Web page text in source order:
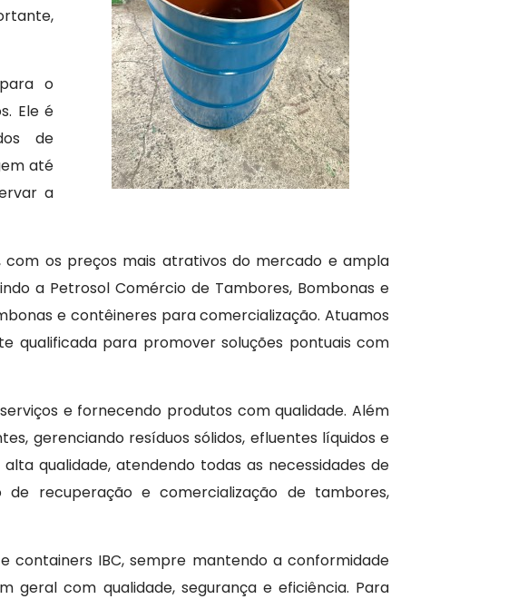
o
Ele é
de
até
a
com os preços mais atrativos do mercado e ampla
a Petrosol Comércio de Tambores, Bombonas e
e contêineres para comercialização. Atuamos
qualificada para promover soluções pontuais com
e fornecendo produtos com qualidade. Além
gerenciando resíduos sólidos, efluentes líquidos e
qualidade, atendendo todas as necessidades de
recuperação e comercialização de tambores,
containers IBC, sempre mantendo a conformidade
geral com qualidade, segurança e eficiência. Para